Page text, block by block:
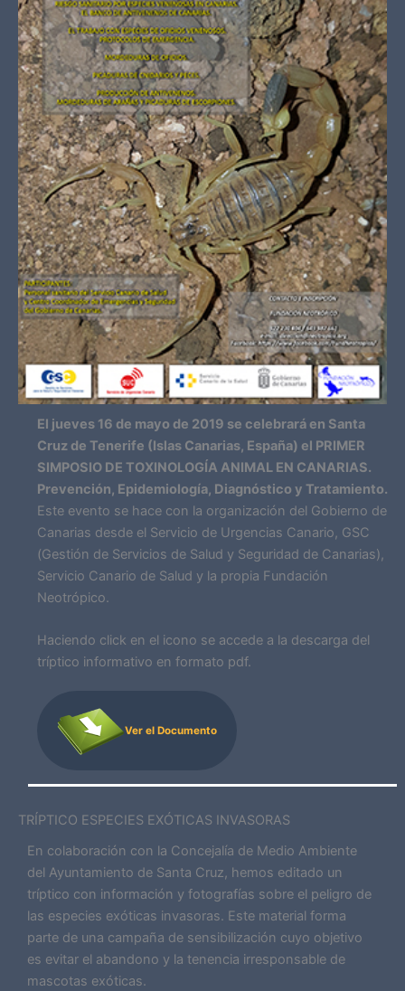
El jueves 16 de mayo de 2019 se celebrará en Santa
Cruz de Tenerife (Islas Canarias, España) el PRIMER
SIMPOSIO DE TOXINOLOGÍA ANIMAL EN CANARIAS.
Prevención, Epidemiología, Diagnóstico y Tratamiento.
Este evento se hace con la organización del Gobierno de
Canarias desde el Servicio de Urgencias Canario, GSC
(Gestión de Servicios de Salud y Seguridad de Canarias),
Servicio Canario de Salud y la propia Fundación
Neotrópico.
Haciendo click en el icono se accede a la descarga del
tríptico informativo en formato pdf.
Ver el Documento
TRÍPTICO ESPECIES EXÓTICAS INVASORAS
En colaboración con la Concejalía de Medio Ambiente
del Ayuntamiento de Santa Cruz, hemos editado un
tríptico con información y fotografías sobre el peligro de
las especies exóticas invasoras. Este material forma
parte de una campaña de sensibilización cuyo objetivo
es evitar el abandono y la tenencia irresponsable de
mascotas exóticas.